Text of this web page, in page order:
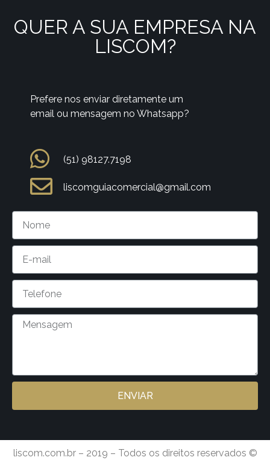
QUER A SUA EMPRESA NA
LISCOM?
Prefere nos enviar diretamente um
email ou mensagem no Whatsapp?
(51) 98127.7198
liscomguiacomercial@gmail.com
ENVIAR
liscom.com.br – 2019 – Todos os direitos reservados ©